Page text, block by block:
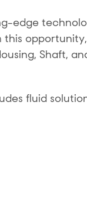
edge
Shaft,
fluid